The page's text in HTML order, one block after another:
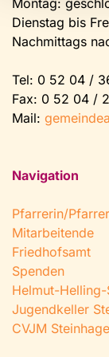
Montag:
Dienstag bis
Nachmittags
Tel: 0 52 04 /
Fax: 0 52 04 /
Mail:
Navigation
Pfarrerin/Pfarrer
Mitarbeitende
Friedhofsamt
Spenden
Helmut-
Jugendkeller
CVJM